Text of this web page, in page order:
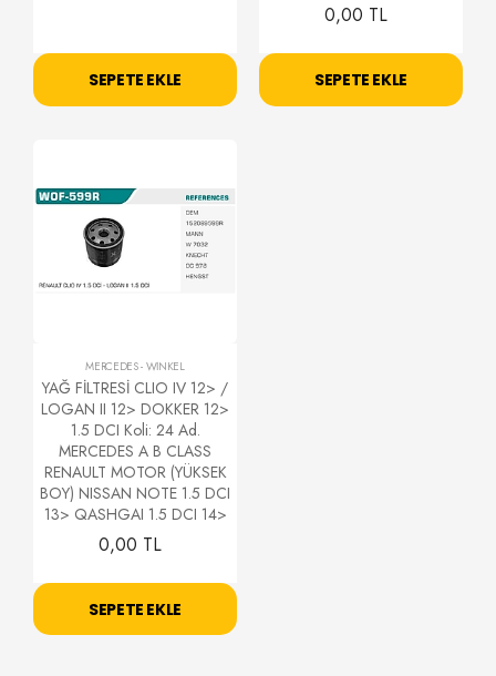
SEPETE EKLE
0,00 TL
SEPETE EKLE
MERCEDES- WİNKEL
YAĞ FİLTRESİ CLIO IV 12> /
LOGAN II 12> DOKKER 12>
1.5 DCI Koli: 24 Ad.
MERCEDES A B CLASS
RENAULT MOTOR (YÜKSEK
BOY) NISSAN NOTE 1.5 DCI
13> QASHGAI 1.5 DCI 14>
0,00 TL
SEPETE EKLE